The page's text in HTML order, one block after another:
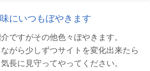
にいつもぼやきます
ですがその他色々ぼやきます。
がら少しずつサイトを変化出来たら
長に見守ってやってください。